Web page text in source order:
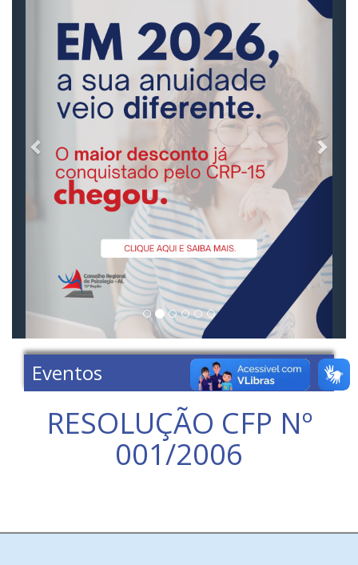
Eventos
RESOLUÇÃO CFP Nº
001/2006